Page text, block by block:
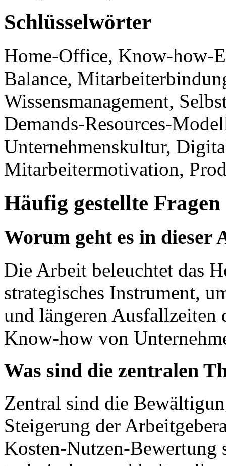
Schlüsselwörter
Home-Office, Know-how-
Balance,
Wissensmanagement,
Demands-Resources-
Unternehmenskultur,
Mitarbeitermotivation,
Häufig gestellte Fragen
Worum geht es in dieser
Die Arbeit beleuchtet das
strategisches Instrument,
und längeren Ausfallzeiten
Know-how von
Was sind die zentralen
Zentral sind die
Steigerung der
Kosten-Nutzen-